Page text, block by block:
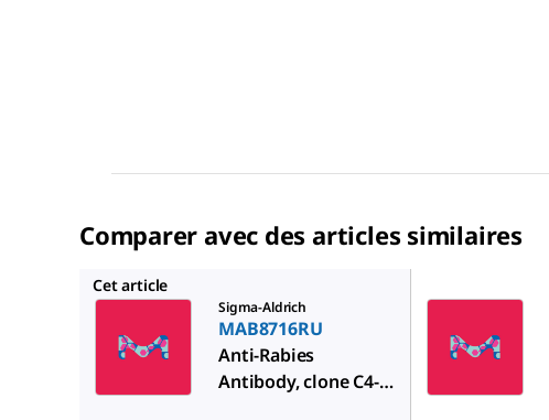
Comparer avec des articles similaires
Cet article
Sigma-Aldrich
MAB8716RU
Anti-Rabies
Antibody, clone C4-